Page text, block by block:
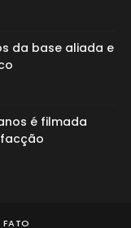
da base aliada e
é filmada
FATO